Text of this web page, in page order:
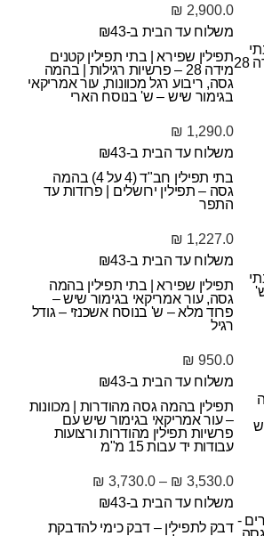
2,900.0
₪
משלוח עד הבית ב-₪43
תפילין שפירא | בתי תפילין קטנים
מידה 28 – פרשיות רגילות | בהמה
גסה, ריבוע רגל מכוונות, עור אמריקאי
בגימור שיש – ש' בנוסח הארי
1,290.0
₪
משלוח עד הבית ב-₪43
בתי תפילין חב"ד (4 על 4) בהמה
גסה – תפילין ירושלים | פרודות עד
התפר
1,227.0
₪
משלוח עד הבית ב-₪43
תפילין שפירא | בתי תפילין בהמה
גסה, עור אמריקאי בגימור שיש –
פרוד מלא – ש' בנוסח אשכנזי – גודל
רגיל
950.0
₪
משלוח עד הבית ב-₪43
תפילין בהמה גסה מהודרות | מכוונות
– עור אמריקאי בגימור שיש עם
פרשיות תפילין מהודרות ורצועות
עבודות יד עבות 15 מ"מ
3,530.0
₪
–
3,730.0
₪
משלוח עד הבית ב-₪43
דבק לתפילין – דבק כימי להדבקת